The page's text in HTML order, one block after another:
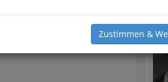
Zustimmen &
Meine Nachricht senden